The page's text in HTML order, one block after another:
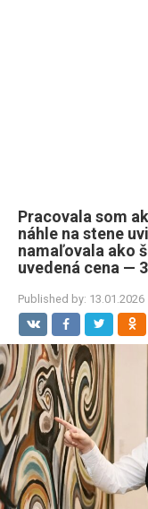
Pracovala som
náhle na stene
namaľovala ako
uvedená cena —
Published by: 13.01.2026